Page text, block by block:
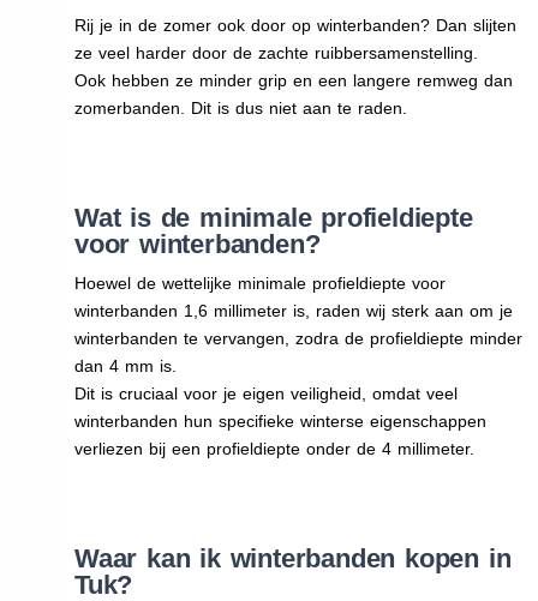
Rij je in de zomer ook door op winterbanden? Dan slijten
ze veel harder door de zachte ruibbersamenstelling.
Ook hebben ze minder grip en een langere remweg dan
zomerbanden. Dit is dus niet aan te raden.
Wat is de minimale profieldiepte
voor winterbanden?
Hoewel de wettelijke minimale profieldiepte voor
winterbanden 1,6 millimeter is, raden wij sterk aan om je
winterbanden te vervangen, zodra de profieldiepte minder
dan 4 mm is.
Dit is cruciaal voor je eigen veiligheid, omdat veel
winterbanden hun specifieke winterse eigenschappen
verliezen bij een profieldiepte onder de 4 millimeter.
Waar kan ik winterbanden kopen in
Tuk?